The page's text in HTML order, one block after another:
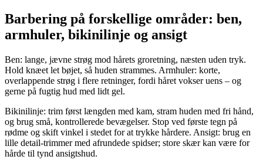
Barbering på forskellige områder: ben,
armhuler, bikinilinje og ansigt
Ben: lange, jævne strøg mod hårets groretning, næsten uden tryk.
Hold knæet let bøjet, så huden strammes. Armhuler: korte,
overlappende strøg i flere retninger, fordi håret vokser uens – og
gerne på fugtig hud med lidt gel.
Bikinilinje: trim først længden med kam, stram huden med fri hånd,
og brug små, kontrollerede bevægelser. Stop ved første tegn på
rødme og skift vinkel i stedet for at trykke hårdere. Ansigt: brug en
lille detail-trimmer med afrundede spidser; store skær kan være for
hårde til tynd ansigtshud.